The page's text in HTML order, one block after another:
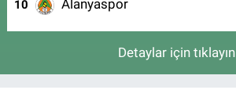
10 Alanyaspor
Detaylar için tıklayın